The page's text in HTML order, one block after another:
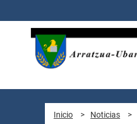
Inicio > Noticias >